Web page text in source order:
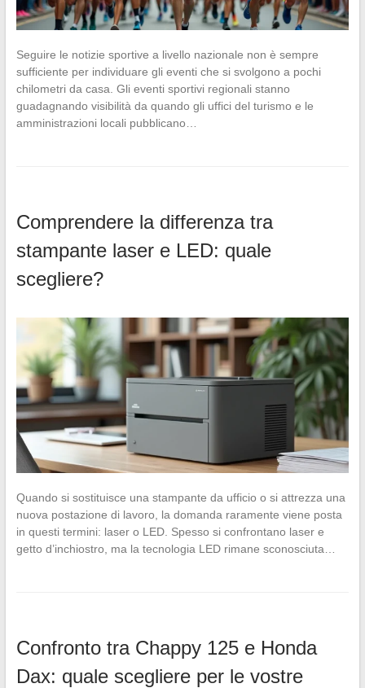
Seguire le notizie sportive a livello nazionale non è sempre
sufficiente per individuare gli eventi che si svolgono a pochi
chilometri da casa. Gli eventi sportivi regionali stanno
guadagnando visibilità da quando gli uffici del turismo e le
amministrazioni locali pubblicano…
Comprendere la differenza tra
stampante laser e LED: quale
scegliere?
Quando si sostituisce una stampante da ufficio o si attrezza una
nuova postazione di lavoro, la domanda raramente viene posta
in questi termini: laser o LED. Spesso si confrontano laser e
getto d’inchiostro, ma la tecnologia LED rimane sconosciuta…
Confronto tra Chappy 125 e Honda
Dax: quale scegliere per le vostre